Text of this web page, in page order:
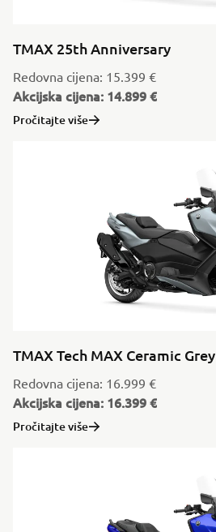
TMAX 25th Anniversary
Redovna cijena: 15.399 €
Akcijska cijena: 14.899 €
Pročitajte više
TMAX Tech MAX Ceramic Grey
Redovna cijena: 16.999 €
Akcijska cijena: 16.399 €
Pročitajte više